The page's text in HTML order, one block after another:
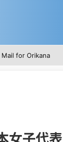
Mail for Orikana
女子代